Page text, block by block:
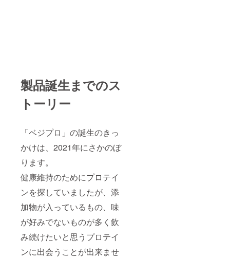
製品誕生までのス
トーリー
「ベジプロ」の誕生のきっ
かけは、2021年にさかのぼ
ります。
健康維持のためにプロテイ
ンを探していましたが、添
加物が入っているもの、味
が好みでないものが多く飲
み続けたいと思うプロテイ
ンに出会うことが出来ませ